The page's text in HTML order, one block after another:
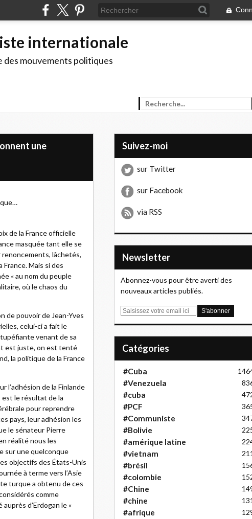
internationale
mouvements politiques
une
de la France officielle
masquée tant elle se
renoncements, lâchetés,
Mais si des
« au nom du peuple
où le chaos du
de pouvoir de Jean-Yves
celui-ci a fait le
venant de sa
est juste, on est tenté
la politique de la France
l’adhésion de la Finlande
est le résultat de la
pour reprendre
pays, leur adhésion les
le sénateur Pierre
réalité nous les
sur une quelconque
objectifs des États-Unis
à terme vers l’Asie
turque a obtenu de ces
comme
d’Erdogan le «
Suivez-moi
sur Twitter
sur Facebook
via RSS
Newsletter
Abonnez-vous pour être averti des
nouveaux articles publiés.
E
Catégories
#Cuba
#Venezuela
#cuba
#PCF
#Communiste
#Bolivie
#amérique latine
#vietnam
#brésil
#colombie
#Chine
#chine
#afrique